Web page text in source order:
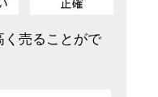
く売ることがで